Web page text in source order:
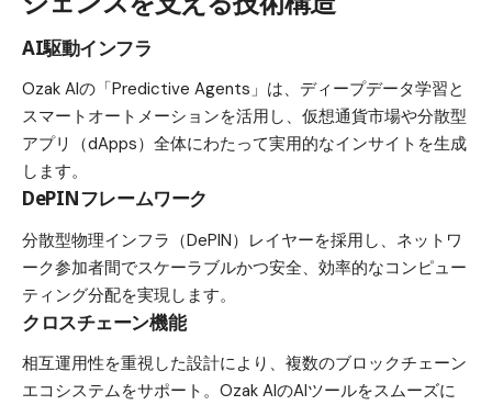
AI駆動インフラ
Ozak AIの「Predictive Agents」は、ディープデータ学習と
スマートオートメーションを活用し、仮想通貨市場や分散型
アプリ（dApps）全体にわたって実用的なインサイトを生成
します。
DePINフレームワーク
分散型物理インフラ（DePIN）レイヤーを採用し、ネットワ
ーク参加者間でスケーラブルかつ安全、効率的なコンピュー
ティング分配を実現します。
クロスチェーン機能
相互運用性を重視した設計により、複数のブロックチェーン
エコシステムをサポート。Ozak AIのAIツールをスムーズに